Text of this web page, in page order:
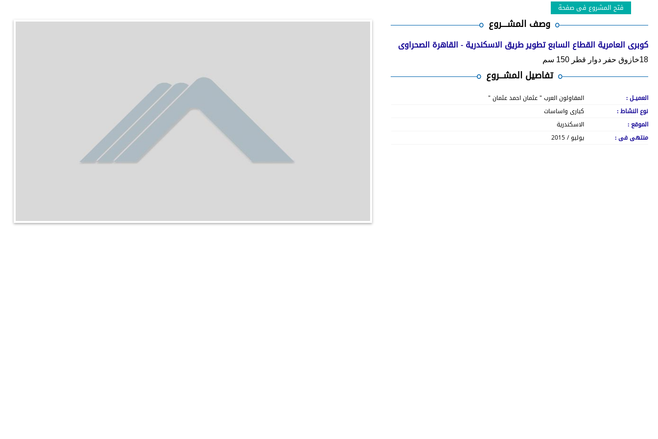
فتح المشروع فى صفحة
وصف المشــــروع
كوبرى العامرية القطاع السابع تطوير طريق الاسكندرية - القاهرة الصحراوى
18خازوق حفر دوار قطر 150 سم
تفاصيل المشـــروع
العميــل :
المقاولون العرب " عثمان احمد عثمان "
نوع النشاط :
كبارى واساسات
الموقع :
الاسكندرية
منتهى فى :
يوليو / 2015